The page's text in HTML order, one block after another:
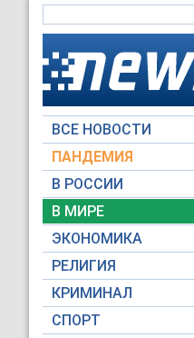
ВСЕ НОВОСТИ
ПАНДЕМИЯ
В РОССИИ
В МИРЕ
ЭКОНОМИКА
РЕЛИГИЯ
КРИМИНАЛ
СПОРТ